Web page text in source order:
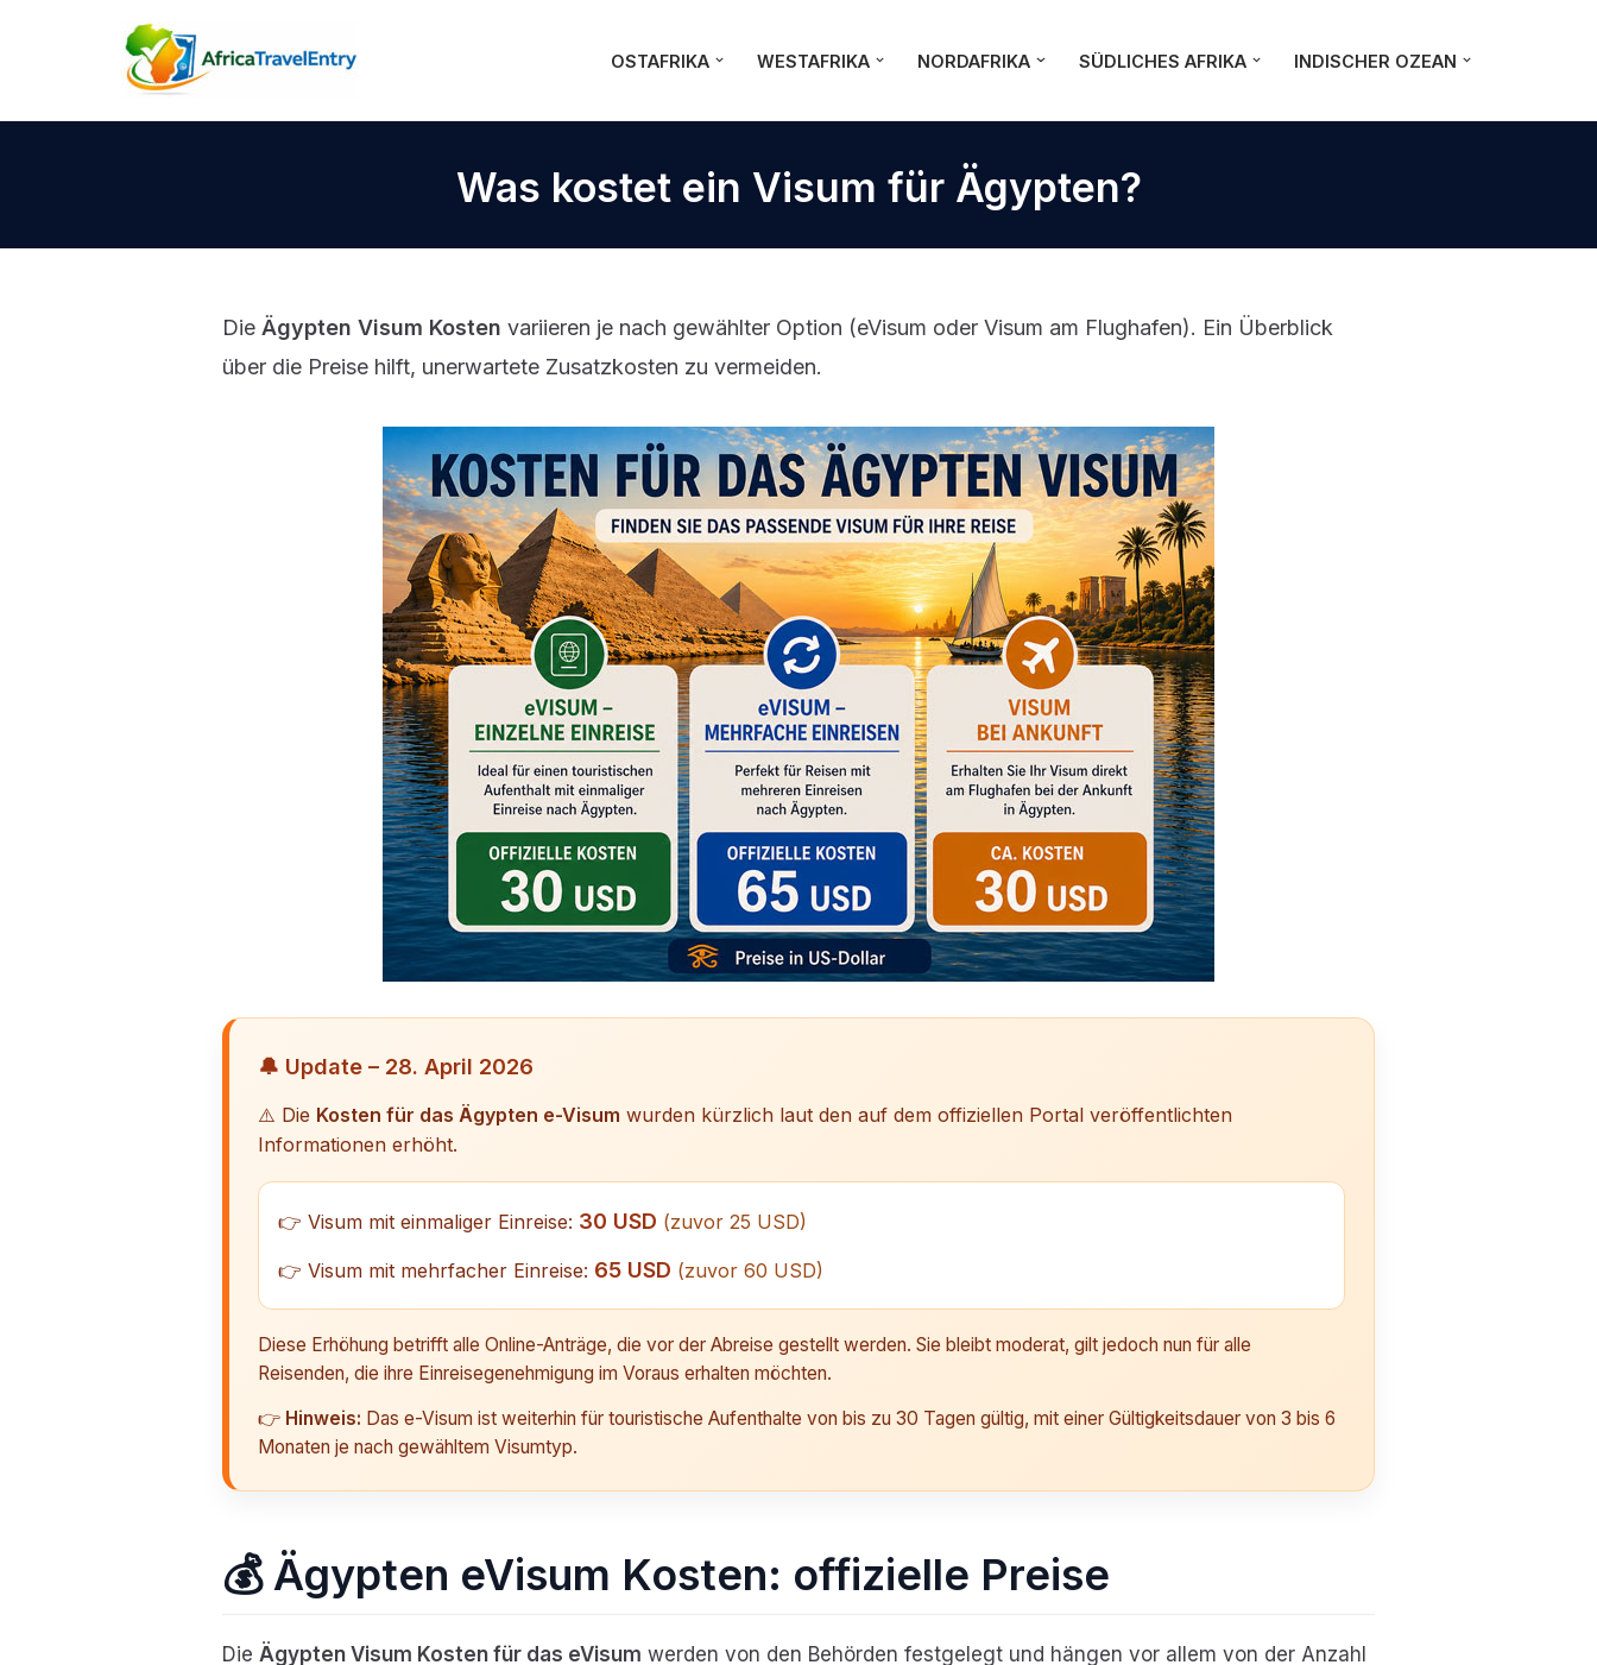
OSTAFRIKA WESTAFRIKA NORDAFRIKA SÜDLICHES AFRIKA INDISCHER OZEAN
Was kostet ein Visum für Ägypten?
Die Ägypten Visum Kosten variieren je nach gewählter Option (eVisum oder Visum am Flughafen). Ein Überblick
über die Preise hilft, unerwartete Zusatzkosten zu vermeiden.
🔔 Update – 28. April 2026
⚠️ Die Kosten für das Ägypten e-Visum wurden kürzlich laut den auf dem offiziellen Portal veröffentlichten
Informationen erhöht.
👉 Visum mit einmaliger Einreise: 30 USD (zuvor 25 USD)
👉 Visum mit mehrfacher Einreise: 65 USD (zuvor 60 USD)
Diese Erhöhung betrifft alle Online-Anträge, die vor der Abreise gestellt werden. Sie bleibt moderat, gilt jedoch nun für alle
Reisenden, die ihre Einreisegenehmigung im Voraus erhalten möchten.
👉 Hinweis: Das e-Visum ist weiterhin für touristische Aufenthalte von bis zu 30 Tagen gültig, mit einer Gültigkeitsdauer von 3 bis 6
Monaten je nach gewähltem Visumtyp.
💰 Ägypten eVisum Kosten: offizielle Preise
Die Ägypten Visum Kosten für das eVisum werden von den Behörden festgelegt und hängen vor allem von der Anzahl